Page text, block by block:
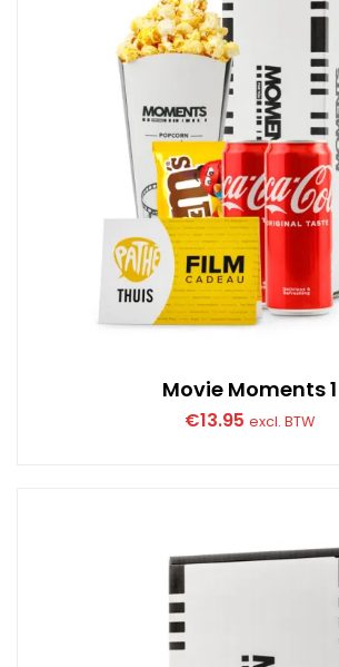
Movie Moments 1
€13.95 excl. BTW